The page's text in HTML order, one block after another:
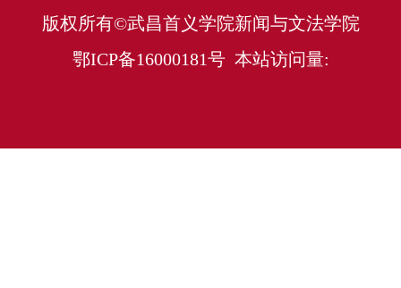
版权所有©武昌首义学院新闻与文法学院
鄂ICP备16000181号 本站访问量: